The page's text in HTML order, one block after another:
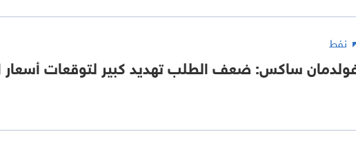
نفط
ساكس: ضعف الطلب تهديد كبير لتوقعات أسعار